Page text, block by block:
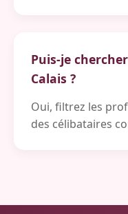
Puis-je
Calais ?
Oui, filtrez les
des célibataires